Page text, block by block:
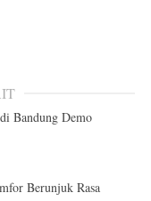
Bandung Demo
Berunjuk Rasa